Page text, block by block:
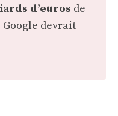
d’euros de
Google devrait